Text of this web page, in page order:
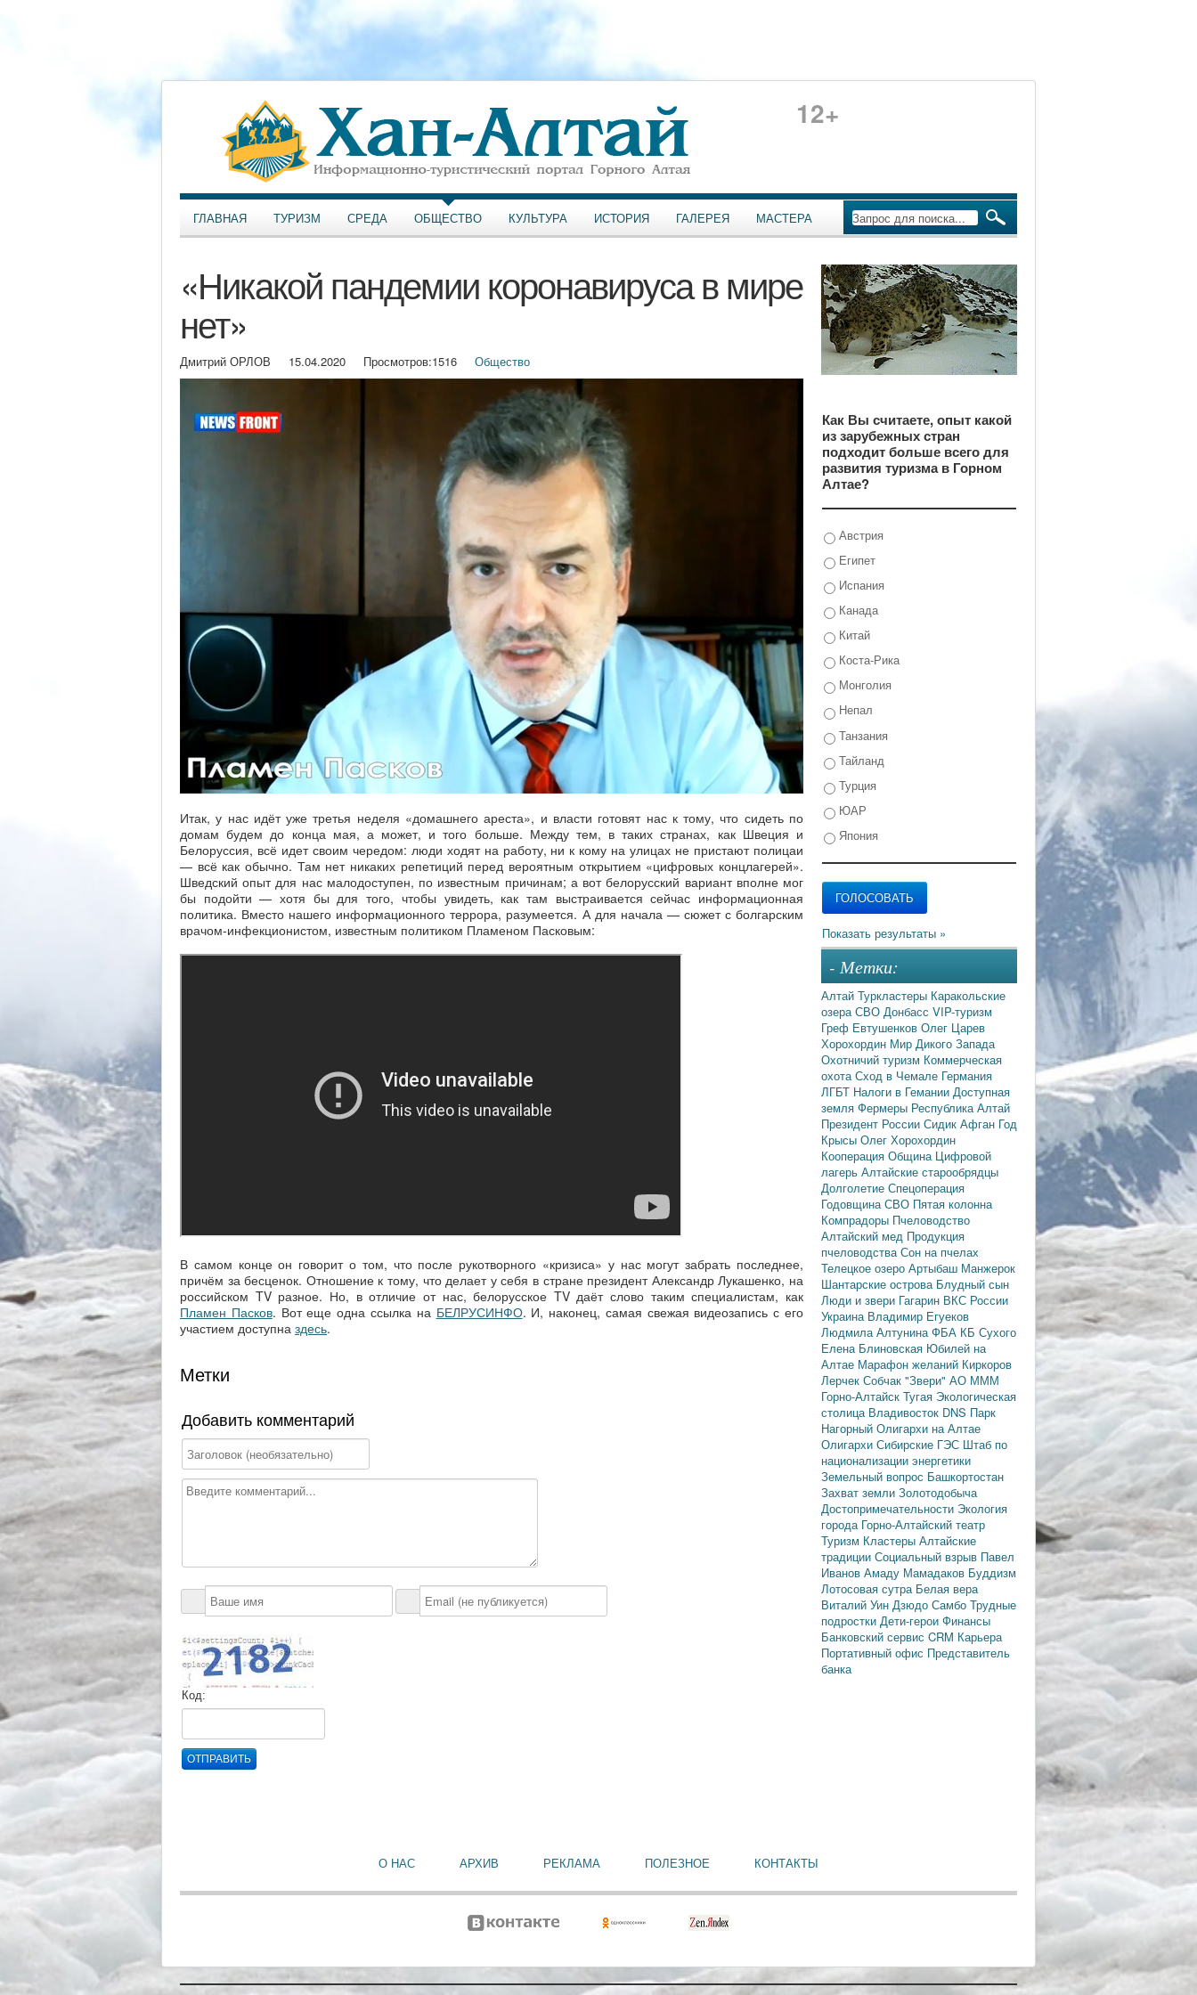
12+
ГЛАВНАЯ ТУРИЗМ СРЕДА ОБЩЕСТВО КУЛЬТУРА ИСТОРИЯ ГАЛЕРЕЯ МАСТЕРА
«Никакой пандемии коронавируса в мире
нет»
Дмитрий ОРЛОВ 15.04.2020 Просмотров:1516 Общество
Итак, у нас идёт уже третья неделя «домашнего ареста», и власти готовят нас к тому, что сидеть по
домам будем до конца мая, а может, и того больше. Между тем, в таких странах, как Швеция и
Белоруссия, всё идет своим чередом: люди ходят на работу, ни к кому на улицах не пристают полицаи
— всё как обычно. Там нет никаких репетиций перед вероятным открытием «цифровых концлагерей».
Шведский опыт для нас малодоступен, по известным причинам; а вот белорусский вариант вполне мог
бы подойти — хотя бы для того, чтобы увидеть, как там выстраивается сейчас информационная
политика. Вместо нашего информационного террора, разумеется. А для начала — сюжет с болгарским
врачом-инфекционистом, известным политиком Пламеном Пасковым:
В самом конце он говорит о том, что после рукотворного «кризиса» у нас могут забрать последнее,
причём за бесценок. Отношение к тому, что делает у себя в стране президент Александр Лукашенко, на
российском TV разное. Но, в отличие от нас, белорусское TV даёт слово таким специалистам, как
Пламен Пасков. Вот еще одна ссылка на БЕЛРУСИНФО. И, наконец, самая свежая видеозапись с его
участием доступна здесь.
Метки
Добавить комментарий
Код:
ОТПРАВИТЬ
Как Вы считаете, опыт какой
из зарубежных стран
подходит больше всего для
развития туризма в Горном
Алтае?
Австрия
Египет
Испания
Канада
Китай
Коста-Рика
Монголия
Непал
Танзания
Тайланд
Турция
ЮАР
Япония
- Метки:
Алтай Туркластеры Каракольские
озераСВО Донбасс VIP-туризм
Греф Евтушенков Олег Царев
Хорохордин Мир Дикого Запада
Охотничий туризм Коммерческая
охотаСход в Чемале Германия
ЛГБТ Налоги в Гемании Доступная
земля Фермеры Республика Алтай
Президент России Сидик Афган Год
Крысы Олег Хорохордин
Кооперация Община Цифровой
лагерь Алтайские старообрядцы
Долголетие Спецоперация
Годовщина СВО Пятая колонна
Компрадоры Пчеловодство
Алтайский мед Продукция
пчеловодстваСон на пчелах
Телецкое озеро Артыбаш Манжерок
Шантарские острова Блудный сын
Люди и звери Гагарин ВКС России
Украина Владимир Егуеков
Людмила АлтунинаФБА КБ Сухого
Елена Блиновская Юбилей на
Алтае Марафон желаний Киркоров
Лерчек Собчак "Звери" АО МММ
Горно-Алтайск Тугая Экологическая
столица Владивосток DNS Парк
Нагорный Олигархи на Алтае
Олигархи Сибирские ГЭС Штаб по
национализации энергетики
Земельный вопрос Башкортостан
Захват земли Золотодобыча
Достопримечательности Экология
города Горно-Алтайский театр
Туризм Кластеры Алтайские
традиции Социальный взрыв Павел
Иванов Амаду Мамадаков Буддизм
Лотосовая сутра Белая вера
Виталий Уин Дзюдо Самбо Трудные
подростки Дети-герои Финансы
Банковский сервис CRM Карьера
Портативный офис Представитель
банка
О НАС АРХИВ РЕКЛАМА ПОЛЕЗНОЕ КОНТАКТЫ